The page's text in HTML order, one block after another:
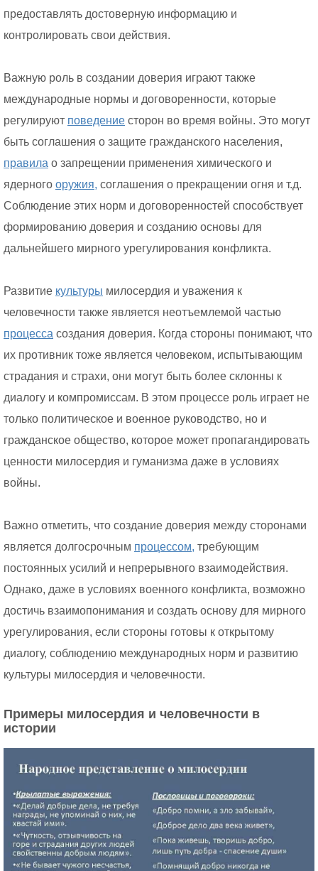
предоставлять достоверную информацию и
контролировать свои действия.
Важную роль в создании доверия играют также
международные нормы и договоренности, которые
регулируют поведение сторон во время войны. Это могут
быть соглашения о защите гражданского населения,
правила о запрещении применения химического и
ядерного оружия, соглашения о прекращении огня и т.д.
Соблюдение этих норм и договоренностей способствует
формированию доверия и созданию основы для
дальнейшего мирного урегулирования конфликта.
Развитие культуры милосердия и уважения к
человечности также является неотъемлемой частью
процесса создания доверия. Когда стороны понимают, что
их противник тоже является человеком, испытывающим
страдания и страхи, они могут быть более склонны к
диалогу и компромиссам. В этом процессе роль играет не
только политическое и военное руководство, но и
гражданское общество, которое может пропагандировать
ценности милосердия и гуманизма даже в условиях
войны.
Важно отметить, что создание доверия между сторонами
является долгосрочным процессом, требующим
постоянных усилий и непрерывного взаимодействия.
Однако, даже в условиях военного конфликта, возможно
достичь взаимопонимания и создать основу для мирного
урегулирования, если стороны готовы к открытому
диалогу, соблюдению международных норм и развитию
культуры милосердия и человечности.
Примеры милосердия и человечности в
истории